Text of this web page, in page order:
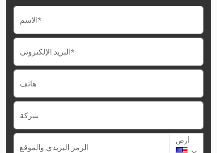
الاسم*
البريد الإلكتروني*
هاتف
شركة
الرمز البريدي والموقع
أرض